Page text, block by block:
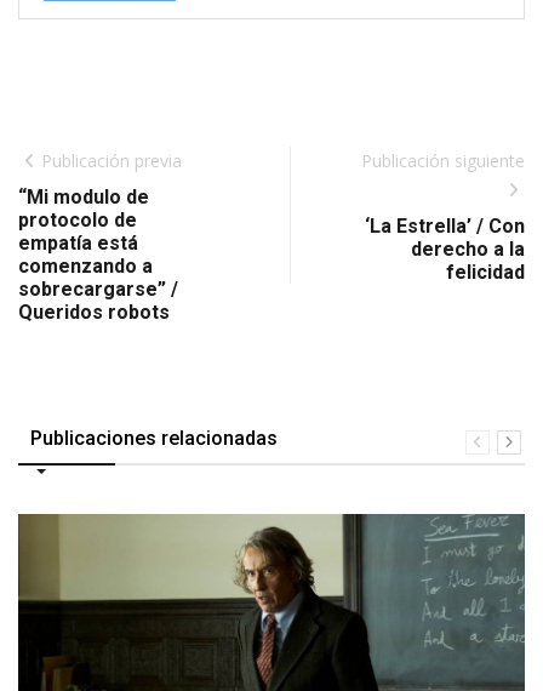
Publicación previa
“Mi modulo de
protocolo de
empatía está
comenzando a
sobrecargarse” /
Queridos robots
Publicación siguiente
‘La Estrella’ / Con
derecho a la
felicidad
Publicaciones relacionadas